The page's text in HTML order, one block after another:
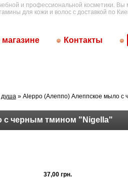
и профессиональной косметики. Вы
для кожи и волос с доставкой по
Контакты
душа» Aleppo (Алеппо) Алеппское мыло с
с черным тмином "Nigella"
37,00 грн.